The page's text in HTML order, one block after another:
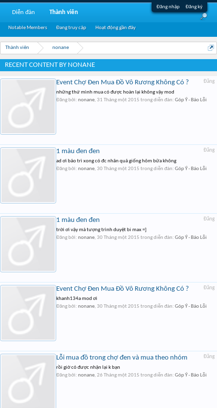
Đăng nhập Đăng ký
Thành viên nonane
RECENT CONTENT BY NONANE
Đăng
Event Chợ Đen Mua Đồ Vô Rương Không Có ?
những thứ mình mua có được hoàn lại không vậy mod
Đăng bởi: nonane, 31 Tháng một 2015 trong diễn đàn: Góp Ý - Báo Lỗi
Đăng
1 màu đen đen
ad ơi bảo trì xong có đc nhân quả giống hôm bữa không
Đăng bởi: nonane, 30 Tháng một 2015 trong diễn đàn: Góp Ý - Báo Lỗi
Đăng
1 màu đen đen
trời ơi vậy mà tượng trình duyệt bi max =]
Đăng bởi: nonane, 30 Tháng một 2015 trong diễn đàn: Góp Ý - Báo Lỗi
Đăng
Event Chợ Đen Mua Đồ Vô Rương Không Có ?
khanh134a mod ơi
Đăng bởi: nonane, 30 Tháng một 2015 trong diễn đàn: Góp Ý - Báo Lỗi
Đăng
Lỗi mua đồ trong chợ đen và mua theo nhóm
rồi giờ có được nhận lại k bạn
Đăng bởi: nonane, 26 Tháng một 2015 trong diễn đàn: Góp Ý - Báo Lỗi
Diễn đàn Thành viên
Notable Members Đang truy cập Hoạt động gần đây